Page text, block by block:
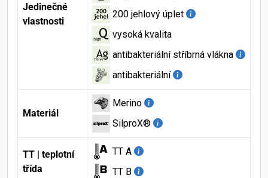
Jedinečné
vlastnosti
200 jehlový úplet
vysoká kvalita
antibakteriální stříbrná vlákna
antibakteriální
Materiál
Merino
SilproX®
TT | teplotní
třída
TT A
TT B